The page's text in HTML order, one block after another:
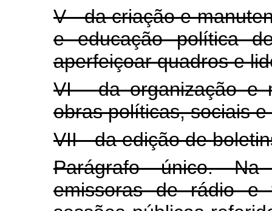
V - da criação e
e educação política
aperfeiçoar quadros e
VI - da organização e
obras políticas, sociais
VII - da edição de
Parágrafo único. Na
emissoras de rádio e